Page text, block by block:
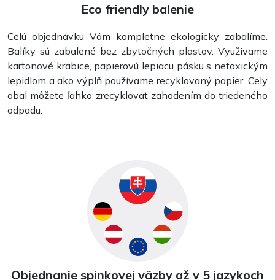
Eco friendly balenie
Celú objednávku Vám kompletne ekologicky zabalíme.
Balíky sú zabalené bez zbytočných plastov. Využivame
kartonové krabice, papierovú lepiacu pásku s netoxickým
lepidlom a ako výplň používame recyklovaný papier. Cely
obal môžete ľahko zrecyklovať zahodením do triedeného
odpadu.
Objednanie spinkovej väzby až v 5 jazykoch